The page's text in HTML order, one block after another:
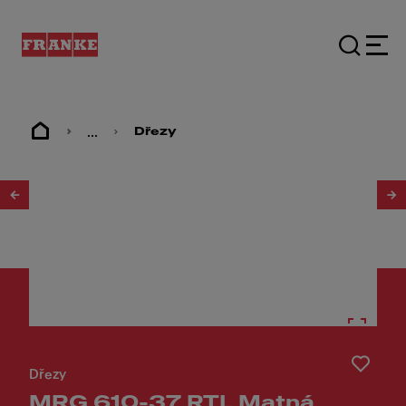
... Dřezy
Dřezy